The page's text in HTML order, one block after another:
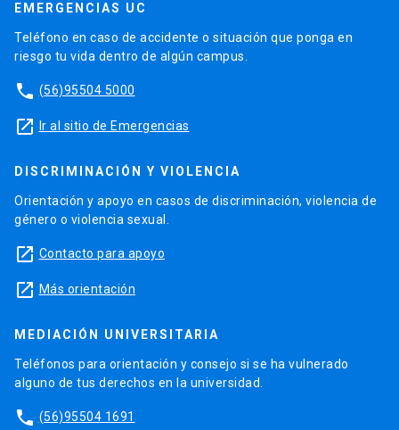
EMERGENCIAS UC
Teléfono en caso de accidente o situación que ponga en
riesgo tu vida dentro de algún campus.
phone (56)95504 5000
launch Ir al sitio de Emergencias
DISCRIMINACIÓN Y VIOLENCIA
Orientación y apoyo en casos de discriminación, violencia de
género o violencia sexual.
launch Contacto para apoyo
launch Más orientación
MEDIACIÓN UNIVERSITARIA
Teléfonos para orientación y consejo si se ha vulnerado
alguno de tus derechos en la universidad.
phone (56)95504 1691